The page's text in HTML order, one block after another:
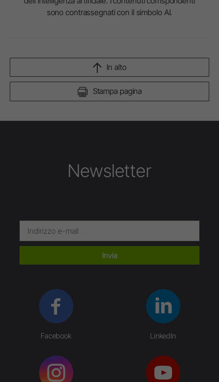
sono contrassegnati con il simbolo AI.
Stampa pagina
In alto
Newsletter
Invia
Facebook LinkedIn